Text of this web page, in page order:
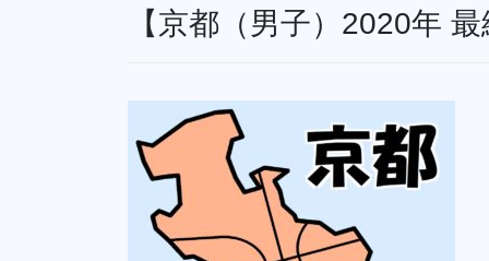
【京都（男子）2020年